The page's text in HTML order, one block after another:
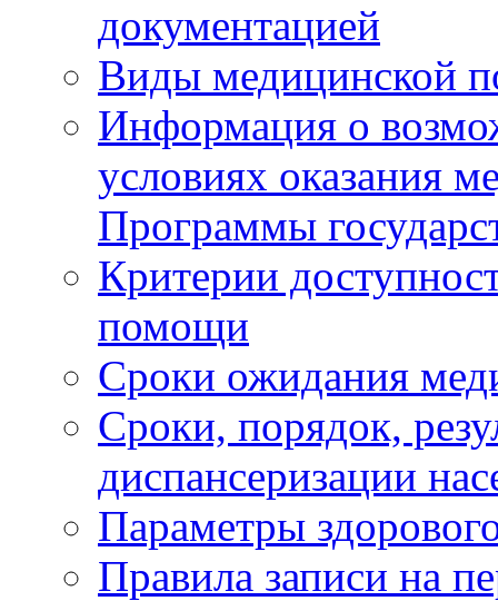
документацией
Виды медицинской
Информация о
условиях оказания
Программы
Критерии
помощи
Сроки ожидания
Сроки, порядок,
диспансеризации
Параметры
Правила записи на